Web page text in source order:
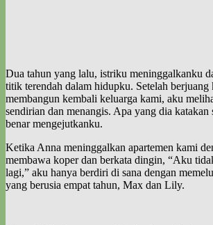
Dua tahun yang lalu, istriku meninggalkanku
titik terendah dalam hidupku. Setelah berjuang
membangun kembali keluarga kami, aku
sendirian dan menangis. Apa yang dia katakan
benar mengejutkanku.
Ketika Anna meninggalkan apartemen kami
membawa koper dan berkata dingin, “Aku
lagi,” aku hanya berdiri di sana dengan
yang berusia empat tahun, Max dan Lily.